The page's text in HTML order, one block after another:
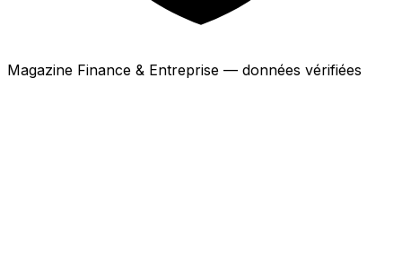
Magazine Finance & Entreprise — données vérifiées